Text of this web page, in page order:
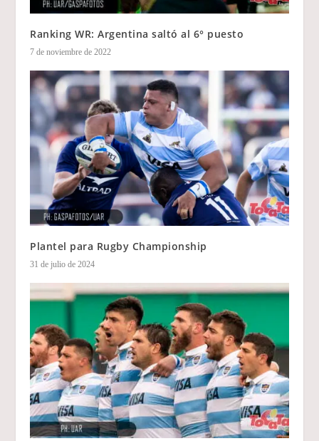
Ranking WR: Argentina saltó al 6° puesto
7 de noviembre de 2022
Plantel para Rugby Championship
31 de julio de 2024